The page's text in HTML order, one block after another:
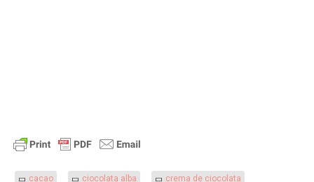
cacao ciocolata alba crema de ciocolata